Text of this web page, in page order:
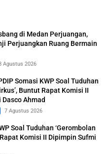
di Medan Perjuangan,
Perjuangkan Ruang Bermain
Agustus 2026
Somasi KWP Soal Tuduhan
Buntut Rapat Komisi II
Ahmad
7 Agustus 2026
Soal Tuduhan ‘Gerombolan
Komisi II Dipimpin Sufmi